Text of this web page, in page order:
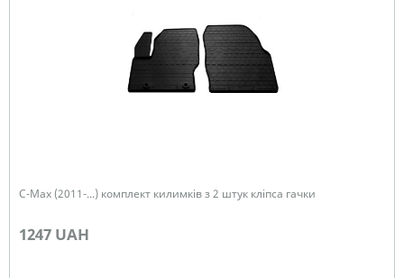
C-Max (2011-...) комплект килимків з 2 штук кліпса гачки
1247 UAH